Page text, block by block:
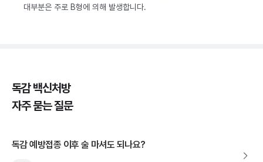
대부분은 주로 B형에 의해 발생합니다.
독감 백신처방
자주 묻는 질문
독감 예방접종 이후 술 마셔도 되나요?